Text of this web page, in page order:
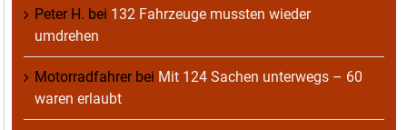
Peter H. bei 132 Fahrzeuge mussten wieder
umdrehen
Motorradfahrerbei Mit 124 Sachen unterwegs – 60
waren erlaubt